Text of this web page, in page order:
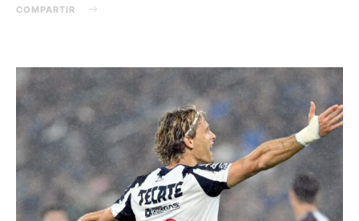
COMPARTIR